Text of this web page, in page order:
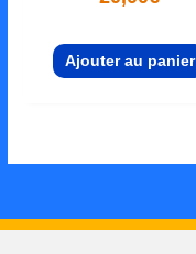
Ajouter au panier